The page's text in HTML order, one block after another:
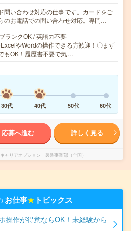
問い合わせ対応の仕事です。カードをご
のお電話での問い合わせ対応。専門…
ランクOK / 英語力不要
やWordの操作できる方歓迎！〇まず
もOK！履歴書不要で気…
30代 40代 50代 60代
応募へ進む 詳しく見る
ャリアオプション 製造事業部（全国）
お仕事★ トピックス
操作が得意ならOK！未経験から